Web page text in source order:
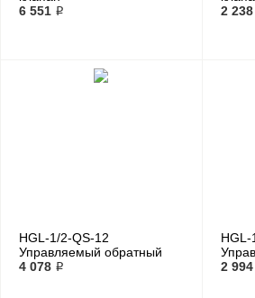
6 551 ₽
2
HGL-1/2-QS-12
Управляемый обратный
клапан
4 078 ₽
HGL-
2